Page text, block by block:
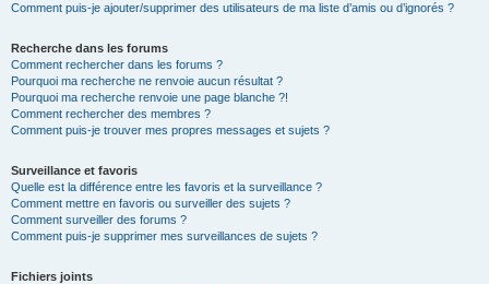
Comment puis-je ajouter/supprimer des utilisateurs de ma liste d’amis ou d’ignorés ?
Recherche dans les forums
Comment rechercher dans les forums ?
Pourquoi ma recherche ne renvoie aucun résultat ?
Pourquoi ma recherche renvoie une page blanche ?!
Comment rechercher des membres ?
Comment puis-je trouver mes propres messages et sujets ?
Surveillance et favoris
Quelle est la différence entre les favoris et la surveillance ?
Comment mettre en favoris ou surveiller des sujets ?
Comment surveiller des forums ?
Comment puis-je supprimer mes surveillances de sujets ?
Fichiers joints